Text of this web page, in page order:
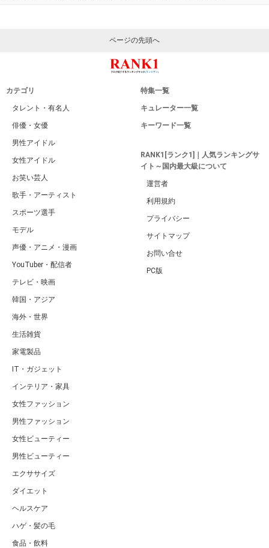
ページの先頭へ
カテゴリ
タレント・有名人
俳優・女優
男性アイドル
女性アイドル
お笑い芸人
歌手・アーティスト
スポーツ選手
モデル
声優・アニメ・漫画
YouTuber・配信者
テレビ・映画
韓国・アジア
海外・世界
生活雑貨
家電製品
IT・ガジェット
インテリア・家具
女性ファッション
男性ファッション
女性ビューティー
男性ビューティー
エクササイズ
ダイエット
ヘルスケア
ハゲ・髪の毛
食品・飲料
特集一覧
キュレーター一覧
キーワード一覧
RANK1[ランク1]｜人気ランキングサ
イト～国内最大級について
運営者
利用規約
プライバシー
サイトマップ
お問い合せ
PC版